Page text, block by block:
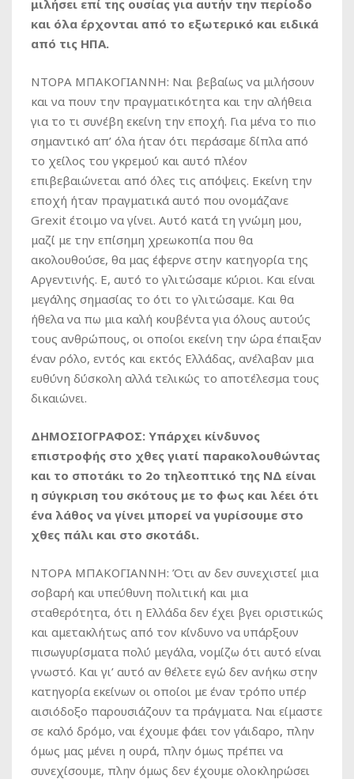
μιλήσει επί της ουσίας για αυτήν την περίοδο
και όλα έρχονται από το εξωτερικό και ειδικά
από τις ΗΠΑ.
ΝΤΟΡΑ ΜΠΑΚΟΓΙΑΝΝΗ: Ναι βεβαίως να μιλήσουν
και να πουν την πραγματικότητα και την αλήθεια
για το τι συνέβη εκείνη την εποχή. Για μένα το πιο
σημαντικό απ’ όλα ήταν ότι περάσαμε δίπλα από
το χείλος του γκρεμού και αυτό πλέον
επιβεβαιώνεται από όλες τις απόψεις. Εκείνη την
εποχή ήταν πραγματικά αυτό που ονομάζανε
Grexit έτοιμο να γίνει. Αυτό κατά τη γνώμη μου,
μαζί με την επίσημη χρεωκοπία που θα
ακολουθούσε, θα μας έφερνε στην κατηγορία της
Αργεντινής. Ε, αυτό το γλιτώσαμε κύριοι. Και είναι
μεγάλης σημασίας το ότι το γλιτώσαμε. Και θα
ήθελα να πω μια καλή κουβέντα για όλους αυτούς
τους ανθρώπους, οι οποίοι εκείνη την ώρα έπαιξαν
έναν ρόλο, εντός και εκτός Ελλάδας, ανέλαβαν μια
ευθύνη δύσκολη αλλά τελικώς το αποτέλεσμα τους
δικαιώνει.
ΔΗΜΟΣΙΟΓΡΑΦΟΣ: Υπάρχει κίνδυνος
επιστροφής στο χθες γιατί παρακολουθώντας
και το σποτάκι το 2ο τηλεοπτικό της ΝΔ είναι
η σύγκριση του σκότους με το φως και λέει ότι
ένα λάθος να γίνει μπορεί να γυρίσουμε στο
χθες πάλι και στο σκοτάδι.
ΝΤΟΡΑ ΜΠΑΚΟΓΙΑΝΝΗ: Ότι αν δεν συνεχιστεί μια
σοβαρή και υπεύθυνη πολιτική και μια
σταθερότητα, ότι η Ελλάδα δεν έχει βγει οριστικώς
και αμετακλήτως από τον κίνδυνο να υπάρξουν
πισωγυρίσματα πολύ μεγάλα, νομίζω ότι αυτό είναι
γνωστό. Και γι’ αυτό αν θέλετε εγώ δεν ανήκω στην
κατηγορία εκείνων οι οποίοι με έναν τρόπο υπέρ
αισιόδοξο παρουσιάζουν τα πράγματα. Ναι είμαστε
σε καλό δρόμο, ναι έχουμε φάει τον γάιδαρο, πλην
όμως μας μένει η ουρά, πλην όμως πρέπει να
συνεχίσουμε, πλην όμως δεν έχουμε ολοκληρώσει